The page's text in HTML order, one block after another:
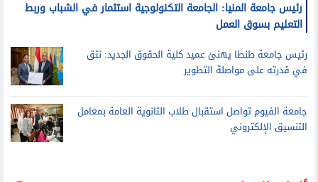
رئيس جامعة طنطا يهنئ عميد كلية الحقوق الجديد: نثق
في قدرته على مواصلة التطوير
التنسيق الإلكتروني